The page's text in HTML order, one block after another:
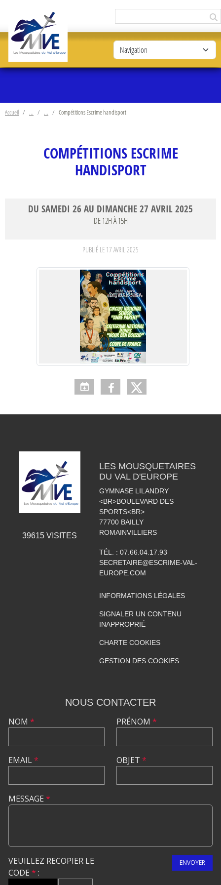
Accueil Compétitions Escrime handisport
COMPÉTITIONS ESCRIME
HANDISPORT
DU SAMEDI 26 AU DIMANCHE27 AVRIL2025
DE 12H À 15H
PUBLIÉ LE 17 AVRIL 2025
39615VISITES
LES MOUSQUETAIRES
DU VAL D'EUROPE
GYMNASE LILANDRY
<BR>BOULEVARD DES
SPORTS<BR>
77700 BAILLY
ROMAINVILLIERS
TÉL. : 07.66.04.17.93
SECRETAIRE@ESCRIME-VAL-
EUROPE.COM
INFORMATIONS LÉGALES
SIGNALER UN CONTENU
INAPPROPRIÉ
CHARTE COOKIES
GESTION DES COOKIES
NOUS CONTACTER
NOM *
EMAIL*
PRÉNOM *
OBJET *
MESSAGE *
VEUILLEZ RECOPIER LE
CODE * :
ENVOYER